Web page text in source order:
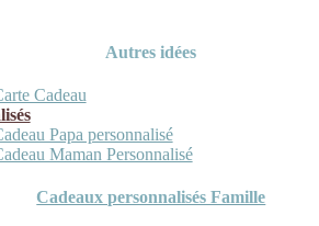
Autres idées
Cadeau
Papa personnalisé
Maman Personnalisé
Cadeaux personnalisés Famille